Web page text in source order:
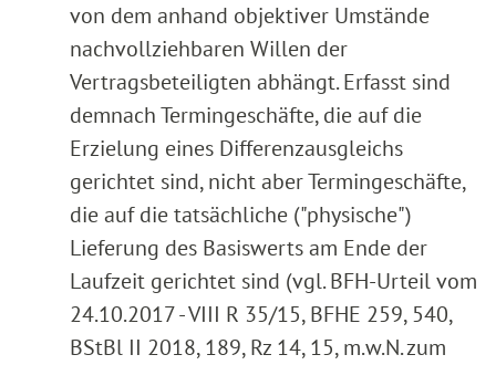
von dem anhand objektiver Umstände
nachvollziehbaren Willen der
Vertragsbeteiligten abhängt. Erfasst sind
demnach Termingeschäfte, die auf die
Erzielung eines Differenzausgleichs
gerichtet sind, nicht aber Termingeschäfte,
die auf die tatsächliche ("physische")
Lieferung des Basiswerts am Ende der
Laufzeit gerichtet sind (vgl. BFH-Urteil vom
24.10.2017 - VIII R 35/15, BFHE 259, 540,
BStBl II 2018, 189, Rz 14, 15, m.w.N. zum